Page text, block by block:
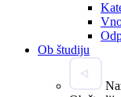
Ob študiju